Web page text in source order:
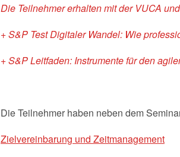
Die Teilnehmer erhalten mit der VUCA
+ S&P Test Digitaler Wandel: Wie
+ S&P Leitfaden: Instrumente für den
Die Teilnehmer haben neben dem
Zielvereinbarung und Zeitmanagement